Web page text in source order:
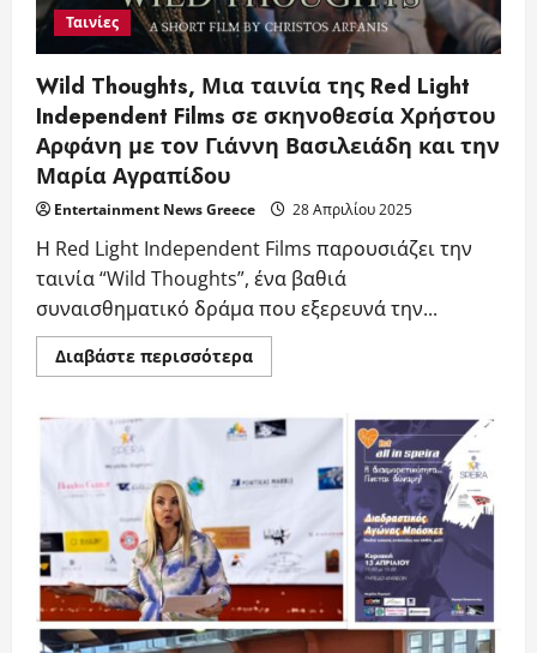
Ταινίες
Wild Thoughts, Μια ταινία της Red Light
Independent Films σε σκηνοθεσία Χρήστου
Αρφάνη με τον Γιάννη Βασιλειάδη και την
Μαρία Αγραπίδου
Entertainment News Greece 28 Απριλίου 2025
Η Red Light Independent Films παρουσιάζει την
ταινία “Wild Thoughts”, ένα βαθιά
συναισθηματικό δράμα που εξερευνά την...
Διαβάστε περισσότεραRead
more
Thoughts,
Μια
Red
Independent
Films
σε
σκηνοθεσία
Χρήστου
Αρφάνη
με
τον